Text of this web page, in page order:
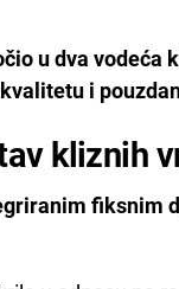
u dva vodeća
i
kliznih
fiksnim